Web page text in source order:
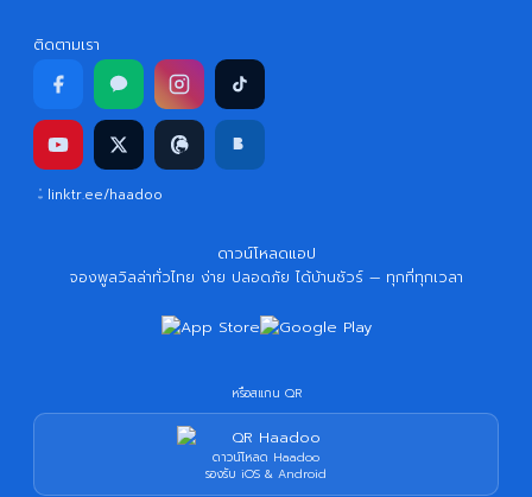
ติดตามเรา
linktr.ee/haadoo
ดาวน์โหลดแอป
จองพูลวิลล่าทั่วไทย ง่าย ปลอดภัย ได้บ้านชัวร์ — ทุกที่ทุกเวลา
หรือสแกน QR
ดาวน์โหลด Haadoo
รองรับ iOS & Android